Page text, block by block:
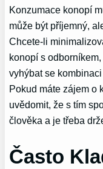
Konzumace konopí
může být příjemný,
Chcete-li
konopí s
vyhýbat se
Pokud máte zájem o
uvědomit, že s tím
člověka a je třeba
Často